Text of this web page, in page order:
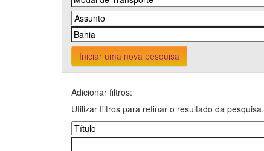
Iniciar uma nova pesquisa
Adicionar filtros:
Utilizar filtros para refinar o resultado da pesquisa.